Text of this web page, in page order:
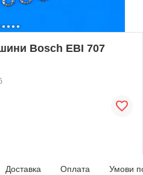
Bosch EBI 707
Доставка Оплата Умови